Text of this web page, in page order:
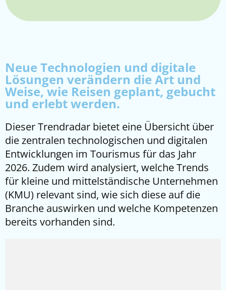
Neue Technologien und digitale
Lösungen verändern die Art und
Weise, wie Reisen geplant, gebucht
und erlebt werden.
Dieser Trendradar bietet eine Übersicht über
die zentralen technologischen und digitalen
Entwicklungen im Tourismus für das Jahr
2026. Zudem wird analysiert, welche Trends
für kleine und mittelständische Unternehmen
(KMU) relevant sind, wie sich diese auf die
Branche auswirken und welche Kompetenzen
bereits vorhanden sind.